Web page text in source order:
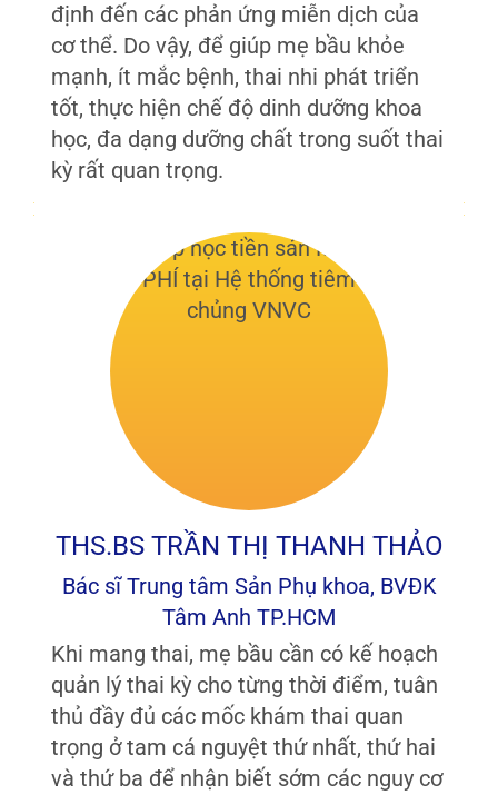
định đến các phản ứng miễn dịch của
cơ thể. Do vậy, để giúp mẹ bầu khỏe
mạnh, ít mắc bệnh, thai nhi phát triển
tốt, thực hiện chế độ dinh dưỡng khoa
học, đa dạng dưỡng chất trong suốt thai
kỳ rất quan trọng.
THS.BS TRẦN THỊ THANH THẢO
Bác sĩ Trung tâm Sản Phụ khoa, BVĐK
Tâm Anh TP.HCM
Khi mang thai, mẹ bầu cần có kế hoạch
quản lý thai kỳ cho từng thời điểm, tuân
thủ đầy đủ các mốc khám thai quan
trọng ở tam cá nguyệt thứ nhất, thứ hai
và thứ ba để nhận biết sớm các nguy cơ